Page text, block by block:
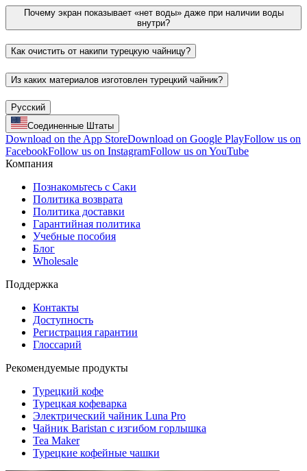
Почему экран показывает «нет воды» даже при наличии воды
внутри?
Как очистить от накипи турецкую чайницу?
Из каких материалов изготовлен турецкий чайник?
Русский
Соединенные Штаты
Download on the App StoreDownload on Google PlayFollow us on
FacebookFollow us on InstagramFollow us on YouTube
Компания
Познакомьтесь с Саки
Политика возврата
Политика доставки
Гарантийная политика
Учебные пособия
Блог
Wholesale
Поддержка
Контакты
Доступность
Регистрация гарантии
Глоссарий
Рекомендуемые продукты
Турецкий кофе
Турецкая кофеварка
Электрический чайник Luna Pro
Чайник Baristan с изгибом горлышка
Tea Maker
Турецкие кофейные чашки